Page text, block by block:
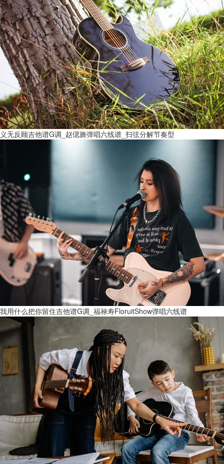
义无反顾吉他谱G调_赵偲旖弹唱六线谱_扫弦分解节奏型
我用什么把你留住吉他谱G调_福禄寿FloruitShow弹唱六线谱